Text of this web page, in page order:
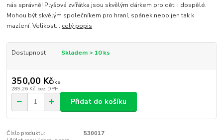
nás správně! Plyšová zvířátka jsou skvělým dárkem pro děti i dospělé.
Mohou být skvělým společníkem pro hraní, spánek nebo jen tak k
mazlení. Velikost... celý popis
Dostupnost Skladem > 10 ks
350,00 Kč/ks
289,26 Kč bez DPH
Přidat do košíku
Číslo produktu:
530017